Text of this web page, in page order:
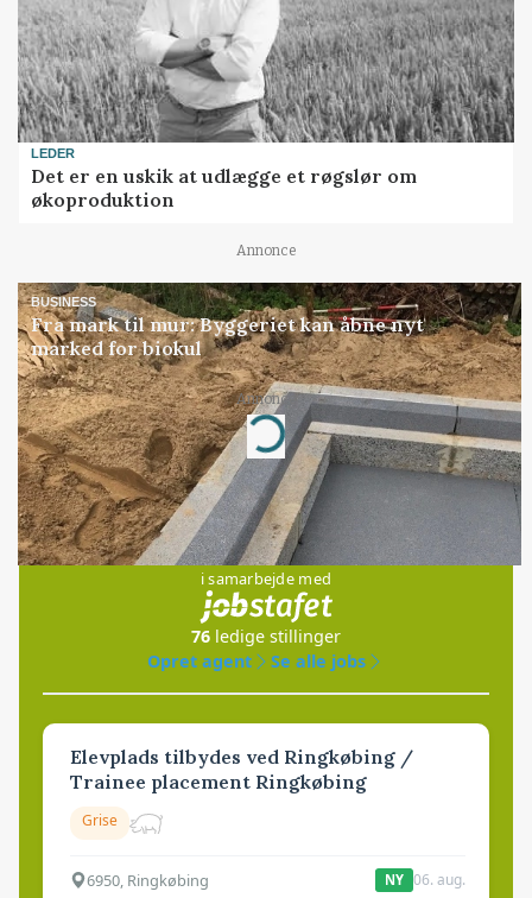
LEDER
Det er en uskik at udlægge et røgslør om
økoproduktion
Annonce
BUSINESS
Fra mark til mur: Byggeriet kan åbne nyt
marked for biokul
Annonce
Loading...
Jobs
i samarbejde med
76 ledige stillinger
Opret agent
Se alle jobs
Elevplads tilbydes ved Ringkøbing /
Trainee placement Ringkøbing
Grise
6950, Ringkøbing NY 06. aug.